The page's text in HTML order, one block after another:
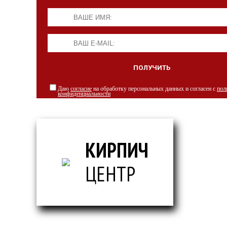
Даю согласие на обработку персональных данных и согласен с
конфиденциальности
КИРПИЧ
ЦЕНТР